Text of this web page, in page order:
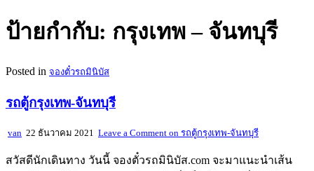
ป้ายกำกับ: กรุงเทพ – จันทบุรี
Posted in จองตั๋วรถมินิบัส
รถตู้กรุงเทพ-จันทบุรี
van 22 ธันวาคม 2021 Leave a Comment on รถตู้กรุงเทพ-จันทบุรี
สวัสดีนักเดินทาง วันนี้ จองตั๋วรถมินิบัส.com จะมาแนะนำเส้น